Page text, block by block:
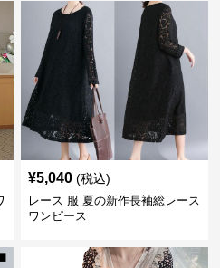
¥5,040 (税込)
レース 服 夏の新作長袖総レース
ワンピース